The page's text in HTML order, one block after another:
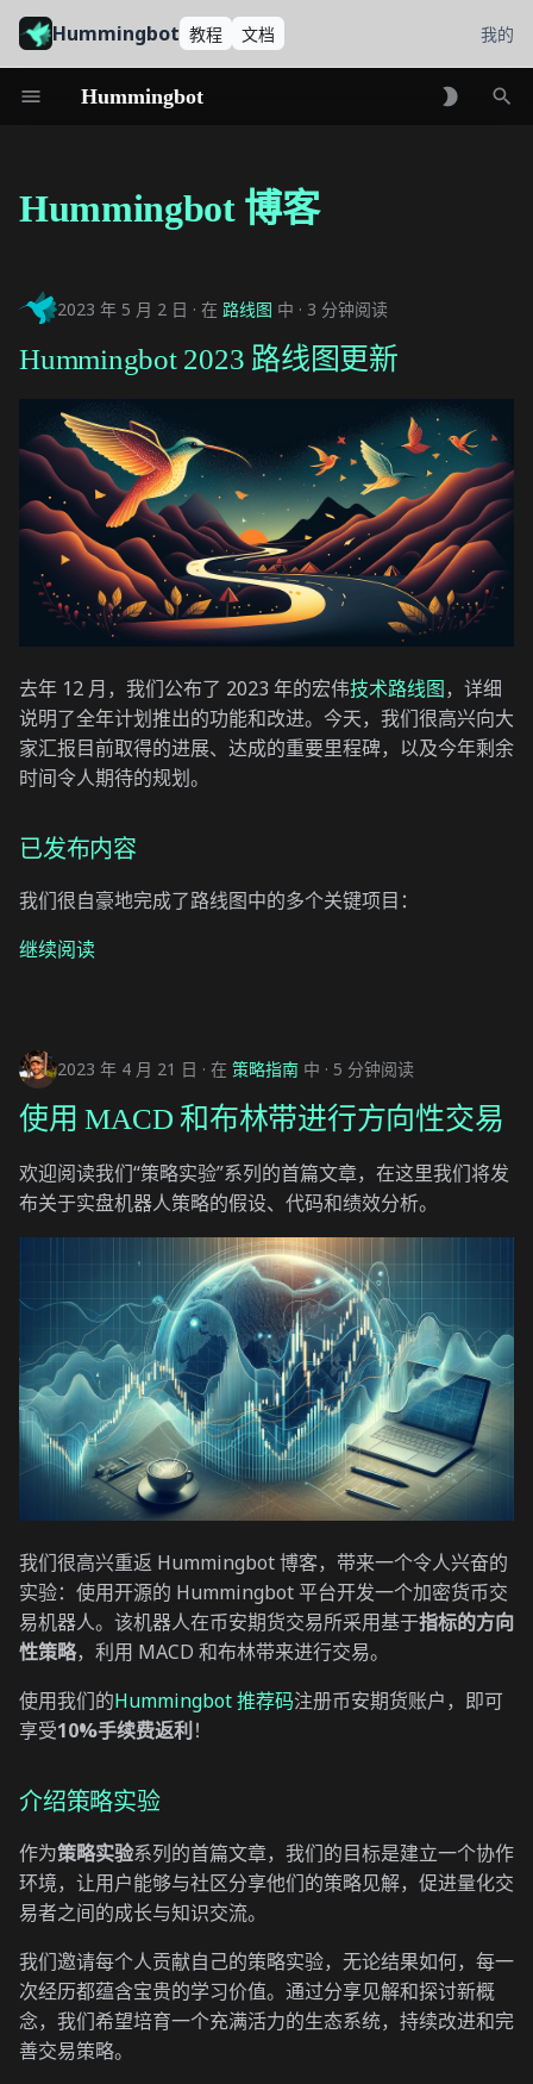
Hummingbot 教程 文档 我的
Hummingbot
索
Hummingbot 博客
2023 年 5 月 2 日 在 路线图 中 3 分钟阅读
Hummingbot 2023 路线图更新
去年 12 月，我们公布了 2023 年的宏伟技术路线图，详细
说明了全年计划推出的功能和改进。今天，我们很高兴向大
家汇报目前取得的进展、达成的重要里程碑，以及今年剩余
时间令人期待的规划。
已发布内容
我们很自豪地完成了路线图中的多个关键项目：
继续阅读
2023 年 4 月 21 日 在 策略指南 中 5 分钟阅读
使用 MACD 和布林带进行方向性交易
欢迎阅读我们“策略实验”系列的首篇文章，在这里我们将发
布关于实盘机器人策略的假设、代码和绩效分析。
我们很高兴重返 Hummingbot 博客，带来一个令人兴奋的
实验：使用开源的 Hummingbot 平台开发一个加密货币交
易机器人。该机器人在币安期货交易所采用基于指标的方向
性策略，利用 MACD 和布林带来进行交易。
使用我们的Hummingbot 推荐码注册币安期货账户，即可
享受10%手续费返利 ！
介绍策略实验
作为策略实验系列的首篇文章，我们的目标是建立一个协作
环境，让用户能够与社区分享他们的策略见解，促进量化交
易者之间的成长与知识交流。
我们邀请每个人贡献自己的策略实验，无论结果如何，每一
次经历都蕴含宝贵的学习价值。通过分享见解和探讨新概
念，我们希望培育一个充满活力的生态系统，持续改进和完
善交易策略。